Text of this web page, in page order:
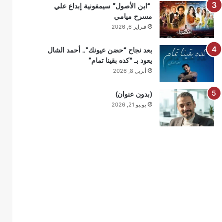
“ابن الأصول” سيمفونية إبداع علي
مسرح ميامي
فبراير 6, 2026
بعد نجاح “حضن عيونك”.. أحمد الشال
يعود بـ “كده بقينا تمام”
أبريل 8, 2026
(بدون عنوان)
يونيو 21, 2026